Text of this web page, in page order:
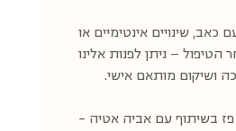
שינויים אינטימיים או
הטיפול — ניתן לפנות אלינו
ושיקום מותאם אישי.
פז בשיתוף עם אביה אטיה -